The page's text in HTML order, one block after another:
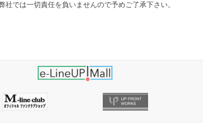
では一切責任を負いませんので予めご了承下さい。